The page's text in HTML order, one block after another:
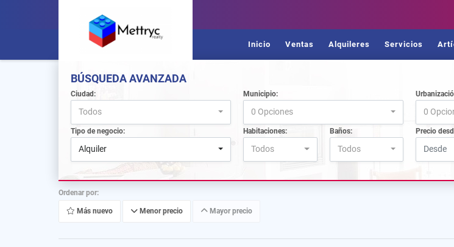
Inicio Ventas Alquileres Servicios
BÚSQUEDA AVANZADA
Ciudad:
Todos
Municipio:
0 Opciones 0
Tipo de negocio:
Alquiler
Habitaciones:
Todos
Baños:
Todos
Precio
Ordenar por:
Más nuevo Menor precio Mayor precio